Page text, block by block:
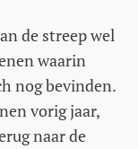
de streep wel
waarin
nog bevinden.
vorig jaar,
naar de